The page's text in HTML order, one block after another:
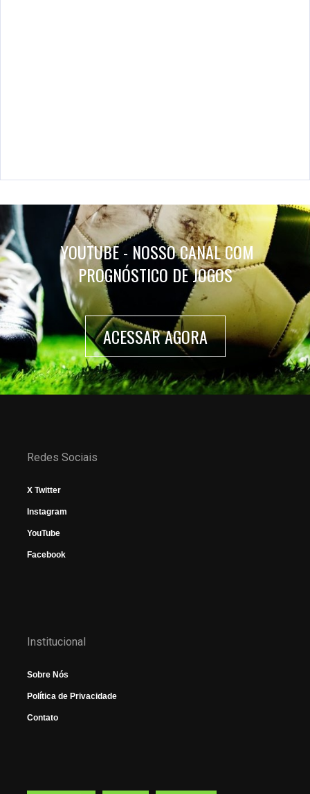
YOUTUBE - NOSSO CANAL COM
PROGNÓSTICO DE JOGOS
ACESSAR AGORA
Redes Sociais
X Twitter
Instagram
YouTube
Facebook
Institucional
Sobre Nós
Política de Privacidade
Contato